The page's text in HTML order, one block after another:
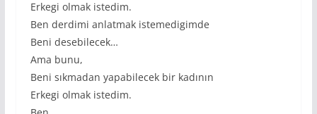
Erkegi olmak istedim.
Ben derdimi anlatmak istemedigimde
Beni desebilecek…
Ama bunu,
Beni sıkmadan yapabilecek bir kadının
Erkegi olmak istedim.